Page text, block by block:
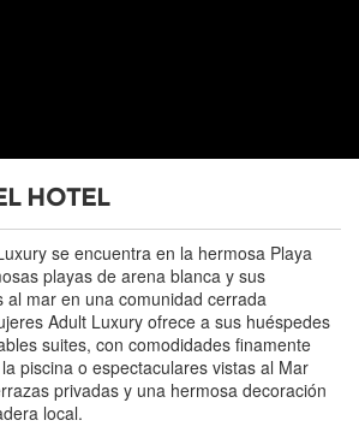
HOTEL
se encuentra en la hermosa Playa
playas de arena blanca y sus
al mar en una comunidad cerrada
Adult Luxury ofrece a sus huéspedes
suites, con comodidades finamente
piscina o espectaculares vistas al Mar
privadas y una hermosa decoración
local.